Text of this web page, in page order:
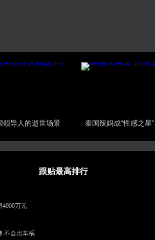
领导人的逝世场景 泰国辣妈成“性感之星”
跟贴最高排行
万元
不会出车祸